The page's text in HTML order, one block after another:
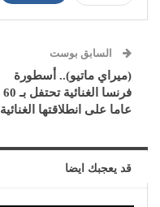
السابق بوست
(ميراي ماتيو).. أسطورة
فرنسا الغنائية تحتفل بـ 60
عاما على انطلاقتها الغنائية
قد يعجبك ايضا